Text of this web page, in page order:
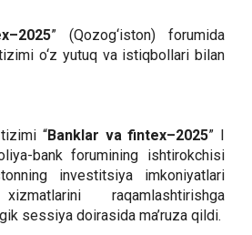
” (Qozog‘iston) forumida
o‘z yutuq va istiqbollari bilan
“Banklar va fintex–2025” I
bank forumining ishtirokchisi
investitsiya imkoniyatlari
raqamlashtirishga
sessiya doirasida ma’ruza qildi.